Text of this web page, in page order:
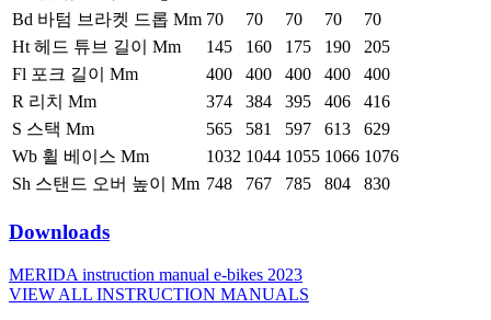
Bd 바텀 브라켓 드롭 Mm 70 70 70 70
70
Ht 헤드 튜브 길이 Mm
145 160 175 190
205
Fl 포크 길이 Mm
400 400 400 400
400
R 리치 Mm
374 384 395 406
416
S 스택 Mm
565 581 597 613
629
Wb 휠 베이스 Mm
1032 1044 1055 1066 1076
Sh 스탠드 오버 높이 Mm 748 767 785 804 830
Downloads
MERIDA instruction manual e-bikes 2023
VIEW ALL INSTRUCTION MANUALS